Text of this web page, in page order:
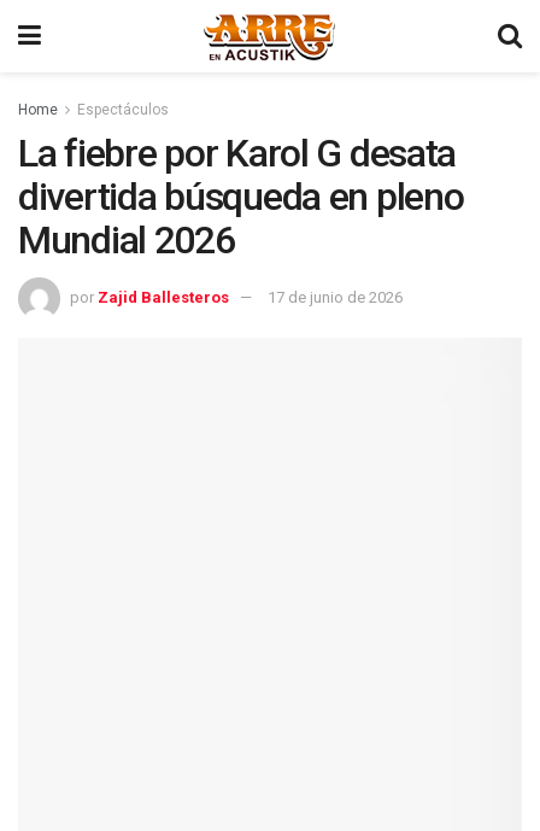
Home Espectáculos
La fiebre por Karol G desata
divertida búsqueda en pleno
Mundial 2026
por Zajid Ballesteros 17 de junio de 2026